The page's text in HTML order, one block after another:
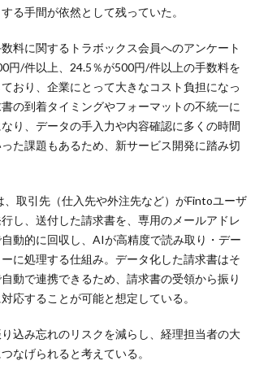
る手間が依然として残っていた。
料に関するトラボックス会員へのアンケート
円/件以上、24.5％が500円/件以上の手数料を
おり、企業にとって大きなコスト負担になっ
の到着タイミングやフォーマットの不統一に
り、データの手入力や内容確認に多くの時間
た課題もあるため、新サービス開発に踏み切
、取引先（仕入先や外注先など）がFintoユーザ
し、送付した請求書を、専用のメールアドレ
動的に回収し、AIが高精度で読み取り・デー
に処理する仕組み。データ化した請求書はそ
動で連携できるため、請求書の受領から振り
応することが可能と想定している。
込み忘れのリスクを減らし、経理担当者の大
なげられると考えている。